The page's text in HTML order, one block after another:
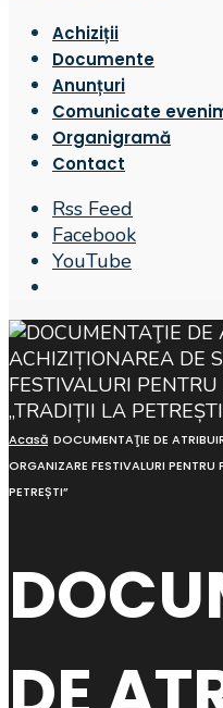
Achiziții
Documente
Anunțuri
Comunicate
Organigramă
Contact
Rss Feed
Facebook
YouTube
Window
Acasă DOCUMENTAŢIE DE
ORGANIZARE FESTIVALURI PENTRU
PETREȘTI”